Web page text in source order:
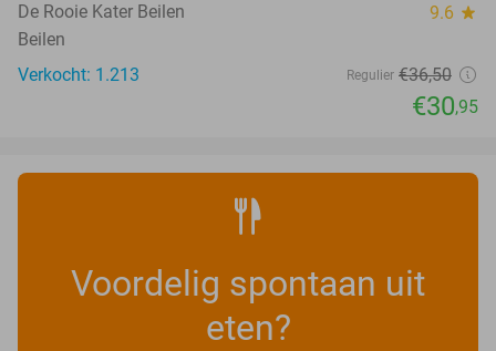
De Rooie Kater Beilen 9.6 star
Beilen
Verkocht: 1.213
Regulier €36,50
€30,95
Voordelig spontaan uit
eten?